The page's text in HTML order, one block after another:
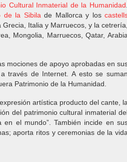
Cultural Inmaterial de la Humanidad
de la Sibila de Mallorca y los
Italia y Marruecos, y la cetrería,
Mongolia, Marruecos, Qatar, Arabia
mociones de apoyo aprobadas en
través de Internet. A esto se suman
Patrimonio de la Humanidad.
artística producto del cante,
del patrimonio cultural inmaterial
el mundo”. También incide en
aporta ritos y ceremonias de la